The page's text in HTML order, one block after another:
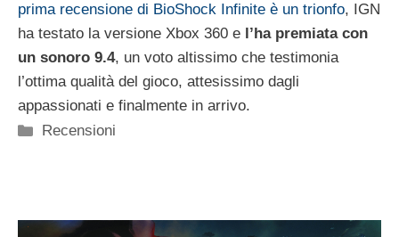
prima recensione di BioShock Infinite è un trionfo, IGN
ha testato la versione Xbox 360 e l’ha premiata con
un sonoro 9.4, un voto altissimo che testimonia
l’ottima qualità del gioco, attesissimo dagli
appassionati e finalmente in arrivo.
Categorie
Recensioni